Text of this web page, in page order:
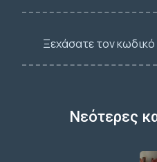
Ξεχάσατε τον
Νεότερες